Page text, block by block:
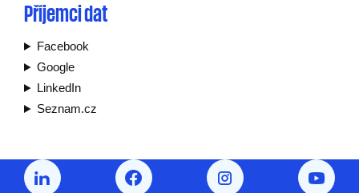
Příjemci dat
Facebook
Google
LinkedIn
Seznam.cz